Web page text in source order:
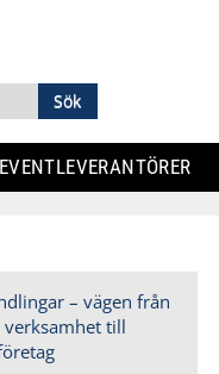
EVENTLEVERANTÖRER